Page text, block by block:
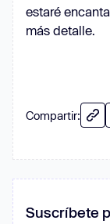
estaré
más detalle.
Compartir:
Suscríbete